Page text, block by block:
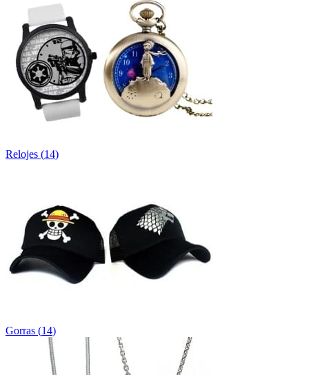
Relojes (14)
Gorras (14)